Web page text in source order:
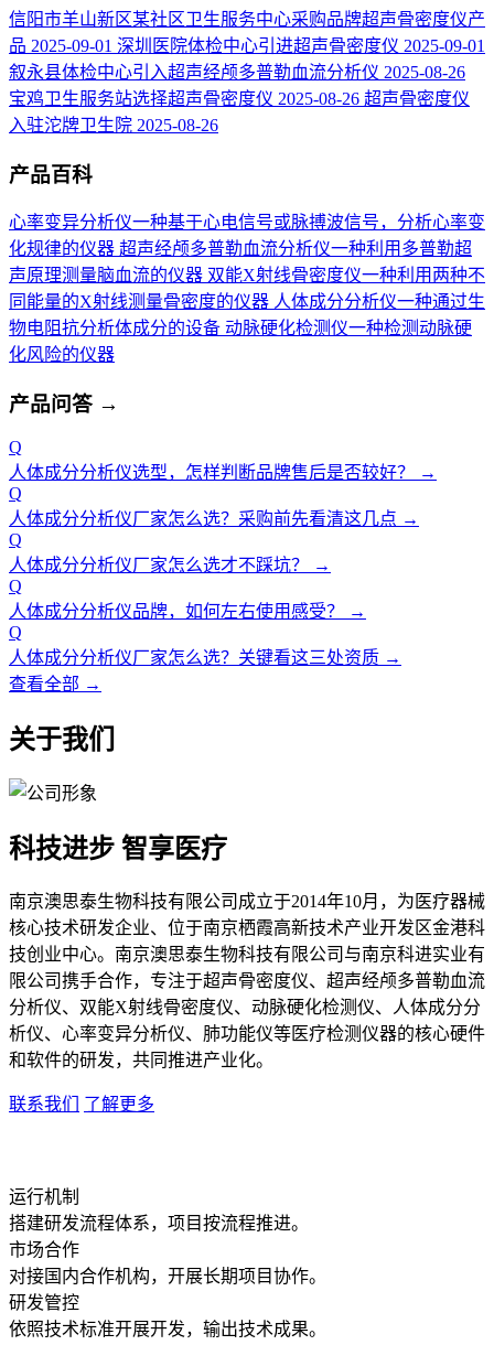
信阳市羊山新区某社区卫生服务中心采购品牌超声骨密度仪产
品 2025-09-01 深圳医院体检中心引进超声骨密度仪 2025-09-01
叙永县体检中心引入超声经颅多普勒血流分析仪 2025-08-26
宝鸡卫生服务站选择超声骨密度仪 2025-08-26 超声骨密度仪
入驻沱牌卫生院 2025-08-26
产品百科
心率变异分析仪一种基于心电信号或脉搏波信号，分析心率变
化规律的仪器 超声经颅多普勒血流分析仪一种利用多普勒超
声原理测量脑血流的仪器 双能X射线骨密度仪一种利用两种不
同能量的X射线测量骨密度的仪器 人体成分分析仪一种通过生
物电阻抗分析体成分的设备 动脉硬化检测仪一种检测动脉硬
化风险的仪器
产品问答 →
Q
人体成分分析仪选型，怎样判断品牌售后是否较好？
→
Q
人体成分分析仪厂家怎么选？采购前先看清这几点 →
Q
人体成分分析仪厂家怎么选才不踩坑？
→
Q
人体成分分析仪品牌，如何左右使用感受？
→
Q
人体成分分析仪厂家怎么选？关键看这三处资质 →
查看全部 →
关于我们
科技进步 智享医疗
南京澳思泰生物科技有限公司成立于2014年10月，为医疗器械
核心技术研发企业、位于南京栖霞高新技术产业开发区金港科
技创业中心。南京澳思泰生物科技有限公司与南京科进实业有
限公司携手合作，专注于超声骨密度仪、超声经颅多普勒血流
分析仪、双能X射线骨密度仪、动脉硬化检测仪、人体成分分
析仪、心率变异分析仪、肺功能仪等医疗检测仪器的核心硬件
和软件的研发，共同推进产业化。
联系我们 了解更多
运行机制
搭建研发流程体系，项目按流程推进。
市场合作
对接国内合作机构，开展长期项目协作。
研发管控
依照技术标准开展开发，输出技术成果。